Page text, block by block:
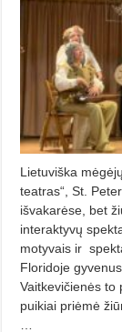
Lietuviška
teatras“, St.
išvakarėse, bet
interaktyvų
motyvais ir
Floridoje
Vaitkevičienės to
puikiai priėmė